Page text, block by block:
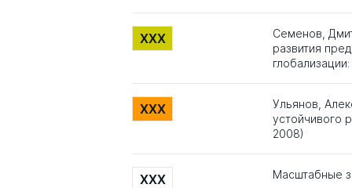
XXX
Семенов,
развития
XXX
Ульянов,
устойчивого
2008)
XXX Масштабные